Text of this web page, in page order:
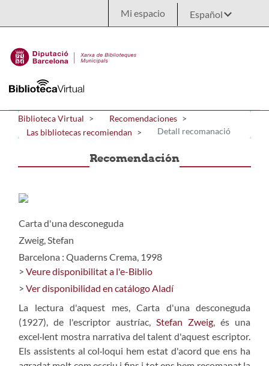
Mi espacio
Biblioteca Virtual
Recomendaciones
Las bibliotecas recomiendan
Detall recomanació
Recomendación
Carta d'una desconeguda
Zweig, Stefan
Barcelona : Quaderns Crema, 1998
> Veure disponibilitat a l'e-Biblio
> Ver disponibilidad en catálogo Aladí
La lectura d'aquest mes, Carta d'una desconeguda
(1927), de l'escriptor austríac, Stefan Zweig, és una
excel·lent mostra narrativa del talent d'aquest escriptor.
Els assistents al col·loqui hem estat d'acord que ens ha